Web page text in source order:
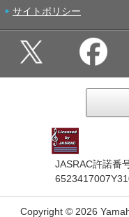
サイトポリシー
JASRAC許諾番
Copyright © 2026